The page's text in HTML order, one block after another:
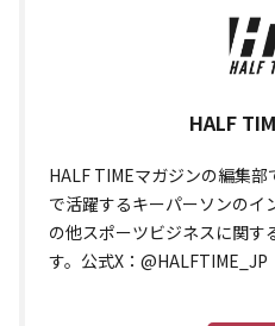
HALF
HALF TIMEマガジンの編集
で活躍するキーパーソンのイ
の他スポーツビジネスに関す
す。公式X：@HALFTIME_JP